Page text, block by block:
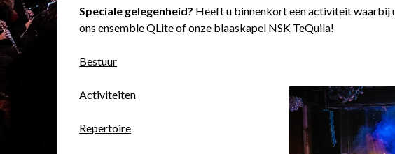
Speciale gelegenheid? Heeft u binnenkort een activiteit waarbij
ons ensembleQLiteof onze blaaskapel NSK TeQuila!
Bestuur
Activiteiten
Repertoire